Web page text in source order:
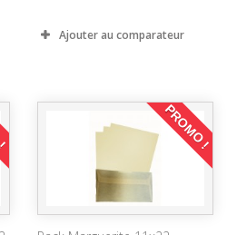
Ajouter au comparateur
! PROMO !